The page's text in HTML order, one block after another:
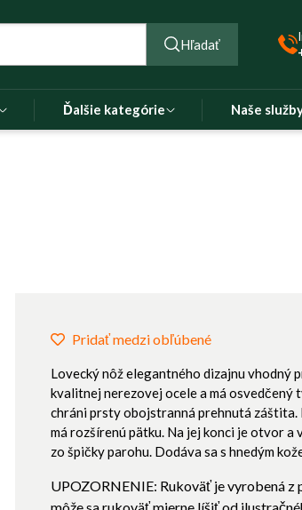
Hľadať
Ďalšie kategórie Naše
Pridať medzi obľúbené
Lovecký nôž elegantného dizajnu vhodný
kvalitnej nerezovej ocele a má
chráni prsty obojstranná prehnutá záštita.
má rozšírenú pätku. Na jej konci je otvor a
zo špičky parohu. Dodáva sa s hnedým
UPOZORNENIE: Rukoväť je vyrobená